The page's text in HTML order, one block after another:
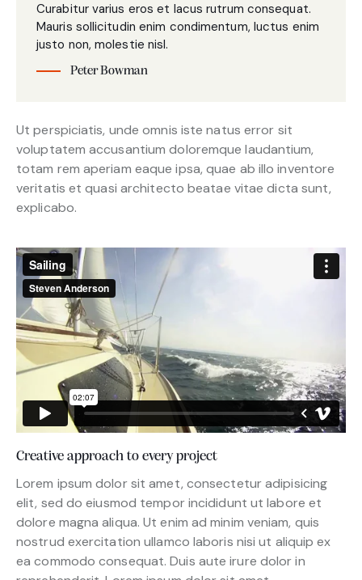
Curabitur varius eros et lacus rutrum consequat.
Mauris sollicitudin enim condimentum, luctus enim
justo non, molestie nisl.
Peter Bowman
Ut perspiciatis, unde omnis iste natus error sit
voluptatem accusantium doloremque laudantium,
totam rem aperiam eaque ipsa, quae ab illo inventore
veritatis et quasi architecto beatae vitae dicta sunt,
explicabo.
Creative approach to every project
Lorem ipsum dolor sit amet, consectetur adipisicing
elit, sed do eiusmod tempor incididunt ut labore et
dolore magna aliqua. Ut enim ad minim veniam, quis
nostrud exercitation ullamco laboris nisi ut aliquip ex
ea commodo consequat. Duis aute irure dolor in